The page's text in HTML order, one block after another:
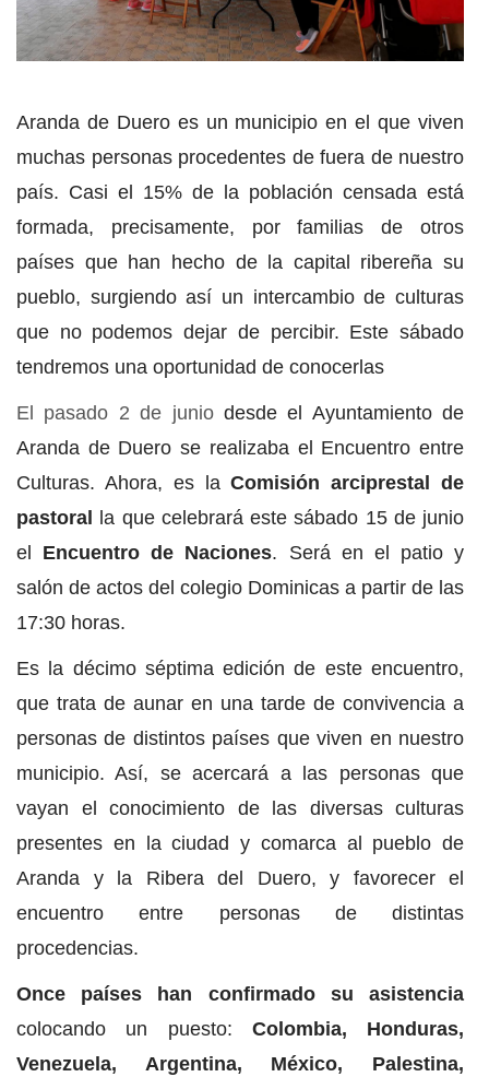
Aranda de Duero es un municipio en el que viven
muchas personas procedentes de fuera de nuestro
país. Casi el 15% de la población censada está
formada, precisamente, por familias de otros
países que han hecho de la capital ribereña su
pueblo, surgiendo así un intercambio de culturas
que no podemos dejar de percibir. Este sábado
tendremos una oportunidad de conocerlas
El pasado 2 de juniodesde el Ayuntamiento de
Aranda de Duero se realizaba el Encuentro entre
Culturas. Ahora, es laComisión arciprestal de
pastoral
la que celebrará este sábado 15 de junio
el Encuentro de Naciones. Será en el patio y
salón de actos del colegio Dominicas a partir de las
17:30 horas.
Es la décimo séptima edición de este encuentro,
que trata de aunar en una tarde de convivencia a
personas de distintos países que viven en nuestro
municipio. Así, se acercará a las personas que
vayan el conocimiento de las diversas culturas
presentes en la ciudad y comarca al pueblo de
Aranda y la Ribera del Duero, y favorecer el
encuentro entre personas de distintas
procedencias.
Once países han confirmado su asistencia
colocando un puesto: Colombia, Honduras,
Venezuela, Argentina, México, Palestina,